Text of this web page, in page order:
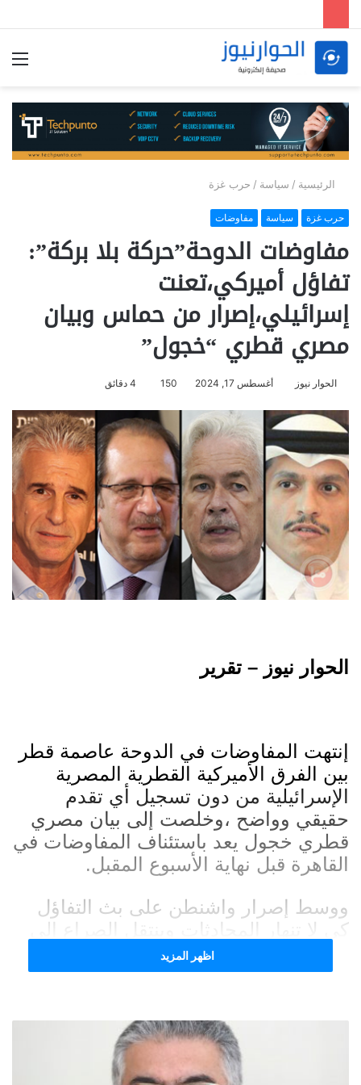
الرئيسية / سياسة / حرب غزة
حرب غزة سياسة مفاوضات
مفاوضات الدوحة”حركة بلا بركة”:
تفاؤل أميركي،تعنت
إسرائيلي،إصرار من حماس وبيان
مصري قطري “خجول”
الحوار نيوز أغسطس 17, 2024 150
الحوار نيوز – تقرير
إنتهت المفاوضات في الدوحة عاصمة قطر
بين الفرق الأميركية القطرية المصرية
الإسرائيلية من دون تسجيل أي تقدم
حقيقي وواضح ،وخلصت إلى بيان مصري
قطري خجول يعد باستئناف المفاوضات في
القاهرة قبل نهاية الأسبوع المقبل.
ووسط إصرار واشنطن على بث التفاؤل
كي لا تنهار المحادثات وينتقل الصراع إلى
ما هو أخطر، بدا واضحا أن هذه
المفاوضات ظلت “حركة بلا بركة” نتيجة
بالشروط التي ترفضها حركة حماس جملة
وتفصيلا ،خاصة لجهة محوري فيلادلفيا
ونتساريم ،حيث ترفض إسرائيل الانسحاب
اظهر المزيد